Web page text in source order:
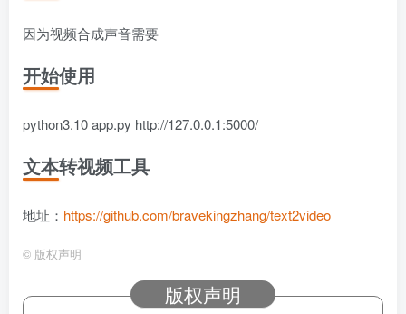
因为视频合成声音需要
开始使用
python3.10 app.py http://127.0.0.1:5000/
文本转视频工具
地址： https://github.com/bravekingzhang/text2video
© 版权声明
版权声明